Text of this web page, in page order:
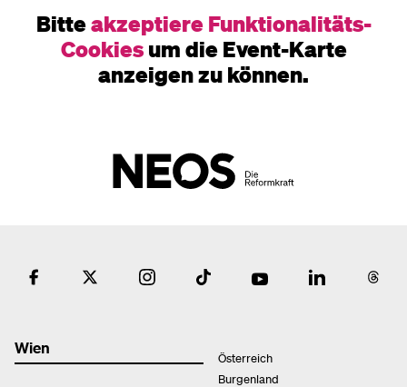
Bitteakzeptiere Funktionalitäts-
Cookiesum die Event-Karte
anzeigen zu können.
Wien
Österreich
Burgenland